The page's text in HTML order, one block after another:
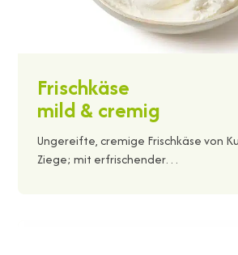
Frischkäse
mild & cremig
Ungereifte, cremige Frischkäse von
Ziege; mit erfrischender…